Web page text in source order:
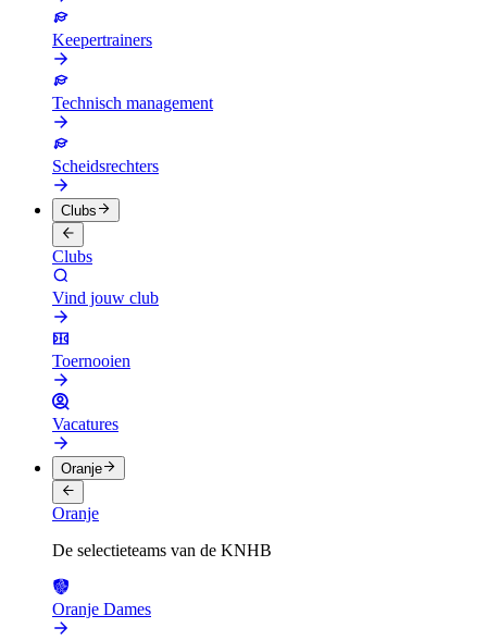
Keepertrainers
Technisch management
Scheidsrechters
Clubs
Clubs
Vind jouw club
Toernooien
Vacatures
Oranje
Oranje
De selectieteams van de KNHB
Oranje Dames